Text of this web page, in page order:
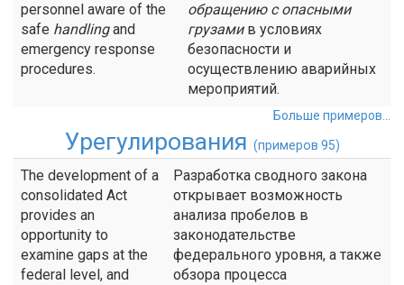
personnel aware of the
safe handlingand
emergency response
procedures.
обращению сопасными
грузамив условиях
безопасности и
осуществлению аварийных
мероприятий.
Больше примеров...
Урегулирования (примеров 95)
The development of a
consolidated Act
provides an
opportunity to
examine gaps at the
federal level, and
Разработка сводного закона
открывает возможность
анализа пробелов в
законодательстве
федерального уровня, а также
обзора процесса